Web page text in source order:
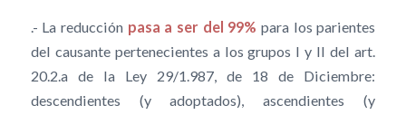
.- La reducción pasa a ser del 99% para los parientes
del causante pertenecientes a los grupos I y II del art.
20.2.a de la Ley 29/1.987, de 18 de Diciembre:
descendientes (y adoptados), ascendientes (y